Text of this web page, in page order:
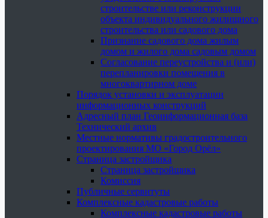
строительстве или реконструкции
объекта индивидуального жилищного
строительства или садового дома
Признание садового дома жилым
домом и жилого дома садовым домом
Согласование переустройства и (или)
перепланировки помещения в
многоквартирном доме
Порядок установки и эксплуатации
информационных конструкций
Адресный план Геоинформационная база
Технический архив
Местные нормативы градостроительного
проектирования МО «Город Орёл»
Страница застройщика
Страница застройщика
Комиссия
Публичные сервитуты
Комплексные кадастровые работы
Комплексные кадастровые работы